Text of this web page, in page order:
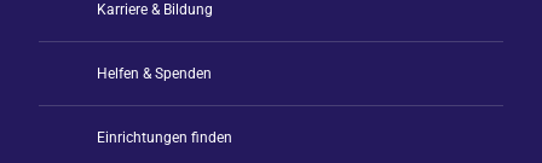
Karriere & Bildung
Helfen & Spenden
Einrichtungen finden